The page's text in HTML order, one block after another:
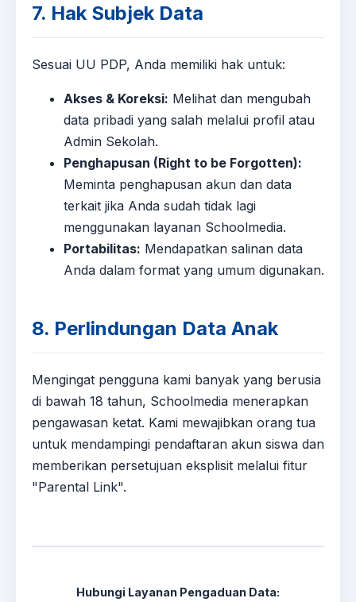
7. Hak Subjek Data
Sesuai UU PDP, Anda memiliki hak untuk:
Akses & Koreksi: Melihat dan mengubah
data pribadi yang salah melalui profil atau
Admin Sekolah.
Penghapusan (Right to be Forgotten):
Meminta penghapusan akun dan data
terkait jika Anda sudah tidak lagi
menggunakan layanan Schoolmedia.
Portabilitas: Mendapatkan salinan data
Anda dalam format yang umum digunakan.
8. Perlindungan Data Anak
Mengingat pengguna kami banyak yang berusia
di bawah 18 tahun, Schoolmedia menerapkan
pengawasan ketat. Kami mewajibkan orang tua
untuk mendampingi pendaftaran akun siswa dan
memberikan persetujuan eksplisit melalui fitur
"Parental Link".
Hubungi Layanan Pengaduan Data: